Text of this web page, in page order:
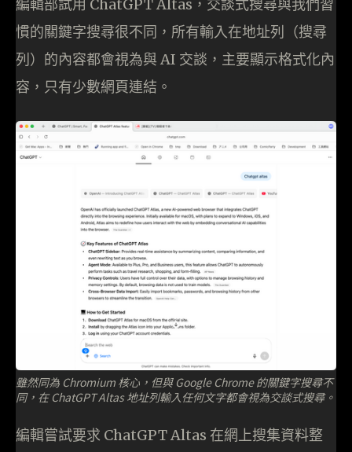
編輯部試用 ChatGPT Altas，交談式搜尋與我們習
慣的關鍵字搜尋很不同，所有輸入在地址列（搜尋
列）的內容都會視為與 AI 交談，主要顯示格式化內
容，只有少數網頁連結。
雖然同為 Chromium 核心，但與 Google Chrome 的關鍵字搜尋不
同，在 ChatGPT Altas 地址列輸入任何文字都會視為交談式搜尋。
編輯嘗試要求 ChatGPT Altas 在網上搜集資料整